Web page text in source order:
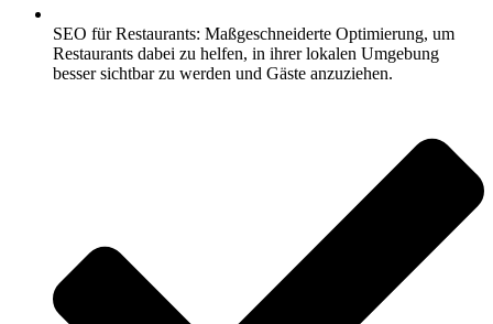
SEO für Restaurants: Maßgeschneiderte Optimierung, um
Restaurants dabei zu helfen, in ihrer lokalen Umgebung
besser sichtbar zu werden und Gäste anzuziehen.